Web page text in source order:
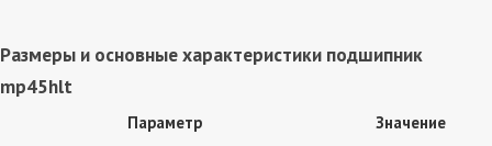
Размеры и основные характеристики подшипник
mp45hlt
Параметр
Значение